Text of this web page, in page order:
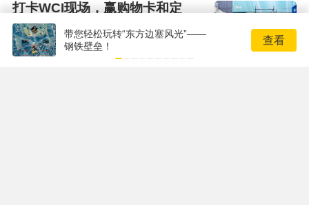
打卡WCI现场，赢购物卡和定
制周边！
11-25
带您轻松玩转“东方边塞风光”——
钢铁壁垒！
查看